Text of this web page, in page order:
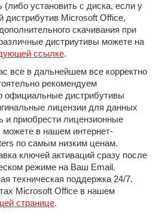
(либо установить с диска, если у
дистрибутив Microsoft Office,
скачивания при
дистриутивы можете на
ссылке.
все в дальнейшем все корректно
рекомендуем
официальные дистрибутивы
лицензии для данных
и приобрести лицензионные
в нашем интернет-
по самым низким ценам.
ключей активаций сразу после
режиме на Ваш Email.
техническая поддержка 24/7.
Microsoft Office в нашем
странице.